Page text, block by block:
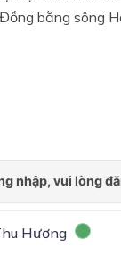
bằng sông
Hương